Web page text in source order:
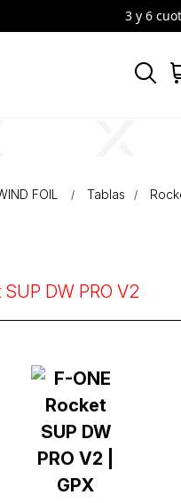
3 y 6
FOIL Tablas
DW PRO V2